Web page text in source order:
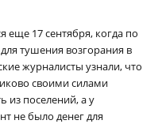
17 сентября, когда по
тушения возгорания в
журналисты узнали, что
своими силами
из поселений, а у
не было денег для